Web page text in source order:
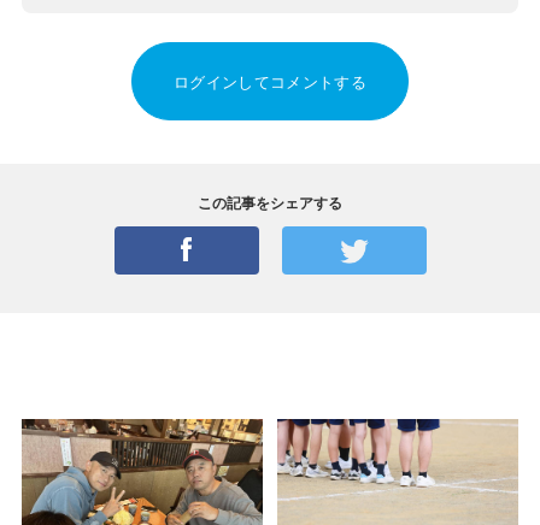
ログインしてコメントする
この記事をシェアする